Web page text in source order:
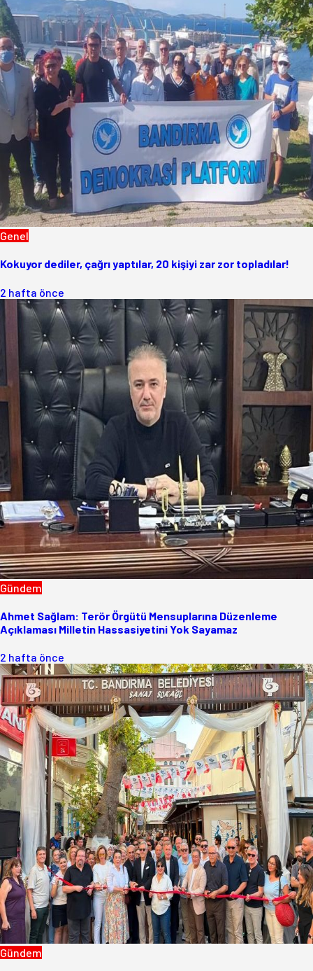
Genel
Kokuyor dediler, çağrı yaptılar, 20 kişiyi zar zor topladılar!
2 hafta önce
Gündem
Ahmet Sağlam: Terör Örgütü Mensuplarına Düzenleme
Açıklaması Milletin Hassasiyetini Yok Sayamaz
2 hafta önce
Gündem